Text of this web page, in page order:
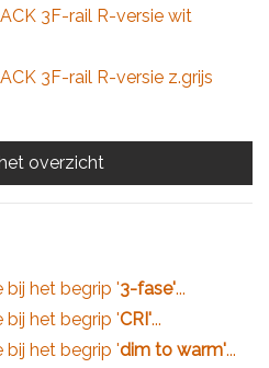
3F-rail R-versie wit
3F-rail R-versie z.grijs
bij het begrip '3-fase'...
bij het begrip 'CRI'...
bij het begrip 'dim to warm'...